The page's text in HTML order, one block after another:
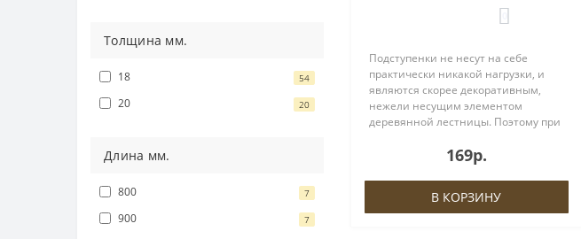
Толщина мм.
18 54
20 20
Длина мм.
800 7
900 7
Подступенки не несут на себе
практически никакой нагрузки, и
являются скорее декоративным,
нежели несущим элементом
деревянной лестницы. Поэтому при
существенно сократить затраты,
заменив данный элемент на более
дешевый ана..
169р.
В КОРЗИНУ